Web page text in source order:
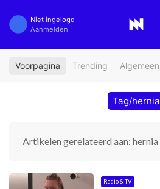
Niet ingelogd
Aanmelden
Voorpagina Trending Algemeen
Tag/hernia
Artikelen gerelateerd aan: hernia
Radio & TV